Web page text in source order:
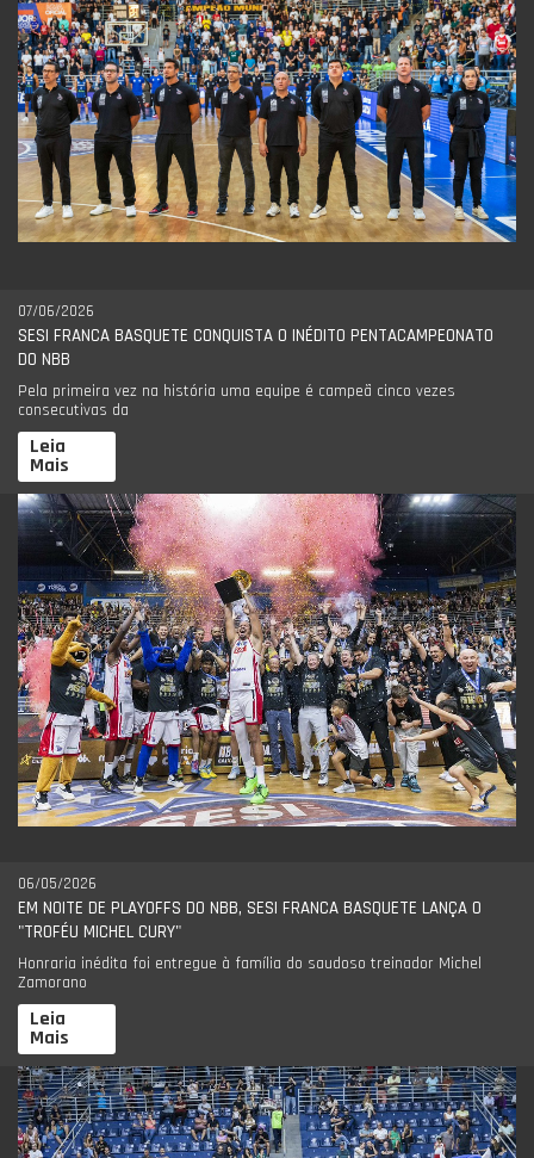
07/06/2026
SESI FRANCA BASQUETE CONQUISTA O INÉDITO PENTACAMPEONATO
DO NBB
Pela primeira vez na história uma equipe é campeã cinco vezes
consecutivas da
Leia
Mais
06/05/2026
EM NOITE DE PLAYOFFS DO NBB, SESI FRANCA BASQUETE LANÇA O
"TROFÉU MICHEL CURY"
Honraria inédita foi entregue à família do saudoso treinador Michel
Zamorano
Leia
Mais